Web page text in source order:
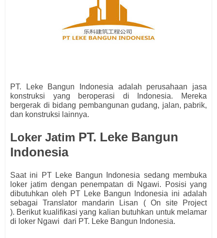
PT. Leke Bangun Indonesia adalah perusahaan jasa
konstruksi yang beroperasi di Indonesia. Mereka
bergerak di bidang pembangunan gudang, jalan, pabrik,
dan konstruksi lainnya.
Loker Jatim PT. Leke Bangun
Indonesia
Saat ini PT Leke Bangun Indonesia sedang membuka
loker jatim dengan penempatan di Ngawi. Posisi yang
dibutuhkan oleh PT Leke Bangun Indonesia ini adalah
sebagaiTranslator mandarin Lisan ( On site Project
). Berikut kualifikasi yang kalian butuhkan untuk melamar
di loker Ngawi dari PT. Leke Bangun Indonesia.